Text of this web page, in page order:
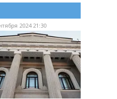
2024 21:30